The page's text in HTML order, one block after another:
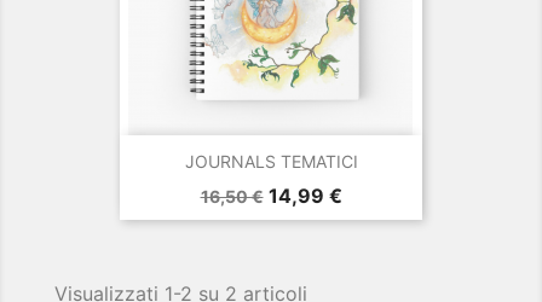
JOURNALS TEMATICI
Prezzo
base
16,50 € Prezzo
14,99 €
Visualizzati 1-2 su 2 articoli